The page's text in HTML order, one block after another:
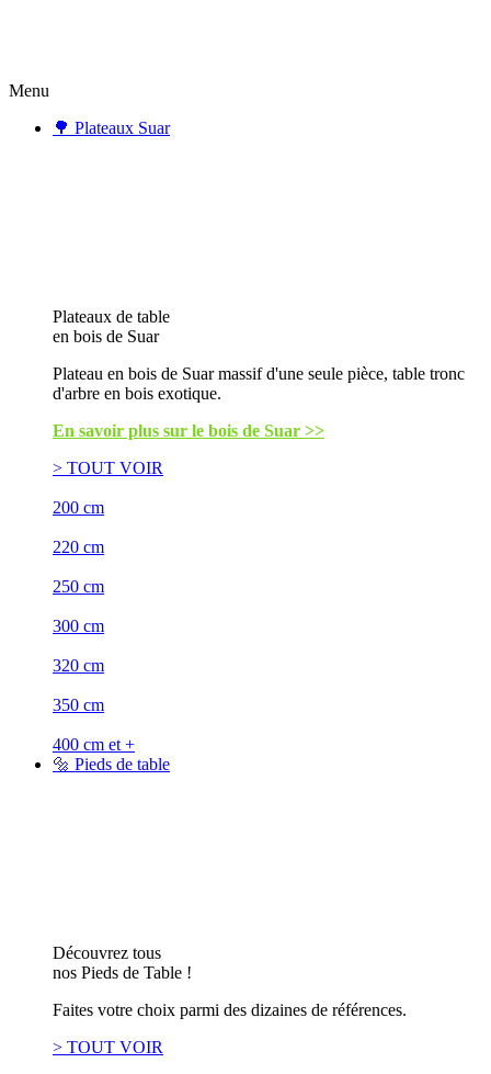
Menu
🌳 Plateaux Suar
Plateaux de table
en bois de Suar
Plateau en bois de Suar massif d'une seule pièce, table tronc
d'arbre en bois exotique.
En savoir plus sur le bois de Suar >>
> TOUT VOIR
200 cm
220 cm
250 cm
300 cm
320 cm
350 cm
400 cm et +
🔩 Pieds de table
Découvrez tous
nos Pieds de Table !
Faites votre choix parmi des dizaines de références.
> TOUT VOIR